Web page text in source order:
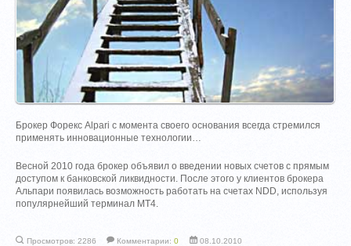
Брокер Форекс Alpari с момента своего основания всегда стремился
применять инновационные технологии…
Весной 2010 года брокер объявил о введении новых счетов с прямым
доступом к банковской ликвидности. После этого у клиентов брокера
Альпари появилась возможность работать на счетах NDD, используя
популярнейший терминал MT4.
Просмотров: 2286 Комментарии:0 08.10.2010